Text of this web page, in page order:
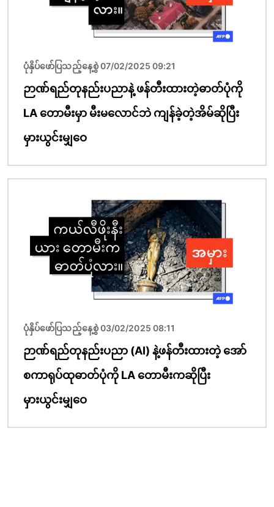
ပုံနှိပ်ဖော်ပြသည့်နေ့စွဲ 07/02/2025 09:21
ဉာဏ်ရည်တုနည်းပညာနဲ့ ဖန်တီးထားတဲ့ဓာတ်ပုံကို
LA တောမီးမှာ မီးမလောင်ဘဲ ကျန်ခဲ့တဲ့အိမ်ဆိုပြီး
မှားယွင်းမျှဝေ
ပုံနှိပ်ဖော်ပြသည့်နေ့စွဲ 03/02/2025 08:11
ဉာဏ်ရည်တုနည်းပညာ (AI) နဲ့ဖန်တီးထားတဲ့ အော်
စကာရုပ်ထုဓာတ်ပုံကို LA တောမီးကဆိုပြီး
မှားယွင်းမျှဝေ